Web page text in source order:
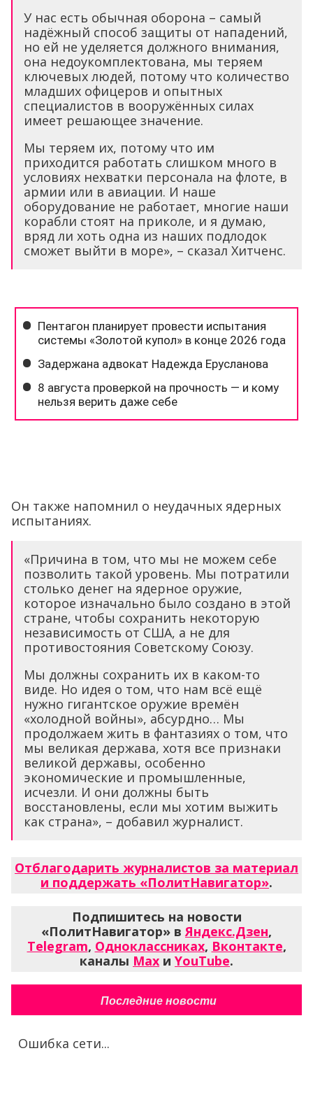
У нас есть обычная оборона – самый
надёжный способ защиты от нападений,
но ей не уделяется должного внимания,
она недоукомплектована, мы теряем
ключевых людей, потому что количество
младших офицеров и опытных
специалистов в вооружённых силах
имеет решающее значение.
Мы теряем их, потому что им
приходится работать слишком много в
условиях нехватки персонала на флоте, в
армии или в авиации. И наше
оборудование не работает, многие наши
корабли стоят на приколе, и я думаю,
вряд ли хоть одна из наших подлодок
сможет выйти в море», – сказал Хитченс.
Он также напомнил о неудачных ядерных
испытаниях.
«Причина в том, что мы не можем себе
позволить такой уровень. Мы потратили
столько денег на ядерное оружие,
которое изначально было создано в этой
стране, чтобы сохранить некоторую
независимость от США, а не для
противостояния Советскому Союзу.
Мы должны сохранить их в каком-то
виде. Но идея о том, что нам всё ещё
нужно гигантское оружие времён
«холодной войны», абсурдно… Мы
продолжаем жить в фантазиях о том, что
мы великая держава, хотя все признаки
великой державы, особенно
экономические и промышленные,
исчезли. И они должны быть
восстановлены, если мы хотим выжить
как страна», – добавил журналист.
Отблагодарить журналистов за материал
и поддержать «ПолитНавигатор».
Подпишитесь на новости
«ПолитНавигатор» вЯндекс.Дзен,
Telegram, Одноклассниках, Вконтакте,
каналы Max и YouTube.
Последние новости
Ошибка сети...